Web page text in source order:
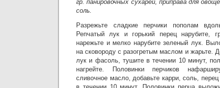
гр. панировочных сухарей, приправа для
соль.
Разрежьте сладкие перчики пополам
Репчатый лук и горький перец нарубите,
нарежьте и мелко нарубите зеленый лук.
на сковороду с разогретым маслом и жарьте.
лук и фасоль, тушите в течении 10 минут,
нагрейте. Половинки перчиков
сливочное масло, добавьте карри, соль,